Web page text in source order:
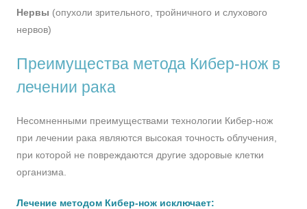
Нервы (опухоли зрительного, тройничного и слухового
нервов)
Преимущества метода Кибер-нож в
лечении рака
Несомненными преимуществами технологии Кибер-нож
при лечении рака являются высокая точность облучения,
при которой не повреждаются другие здоровые клетки
организма.
Лечение методом Кибер-нож исключает: